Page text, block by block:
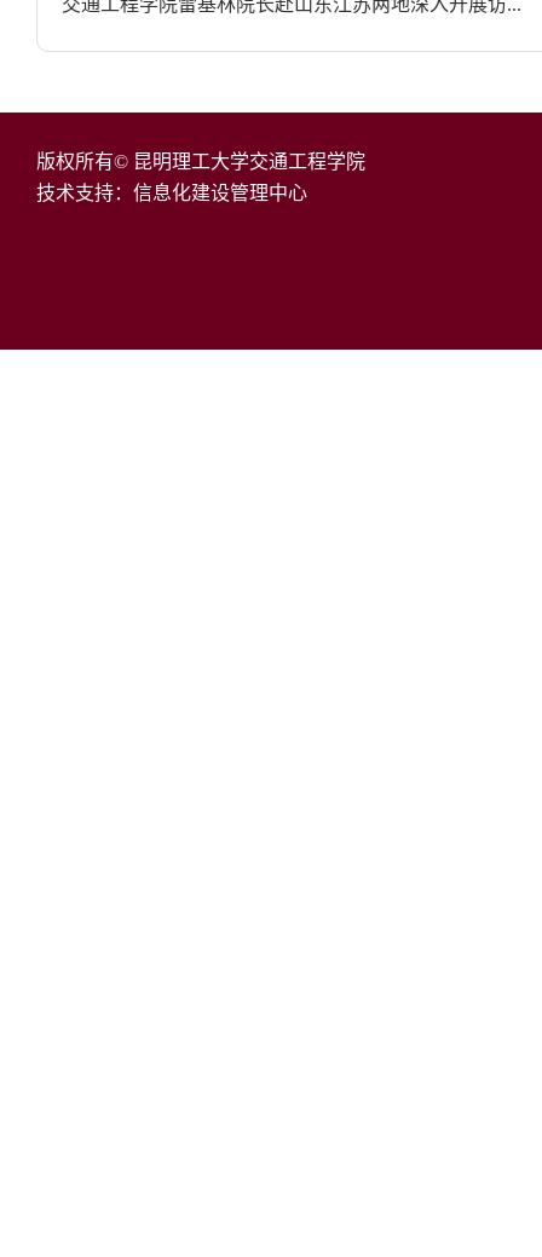
交通工程学院雷基林院长赴山东江苏两地深入开展访...
版权所有© 昆明理工大学交通工程学院
技术支持：信息化建设管理中心